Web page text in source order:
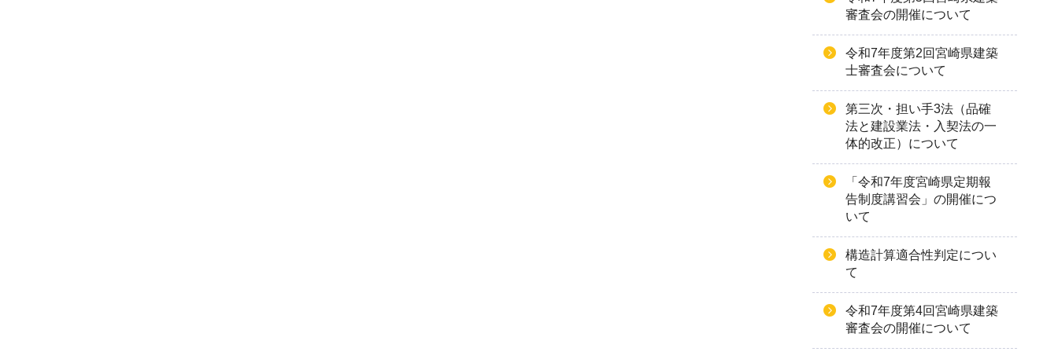
審査会の開催について
令和7年度第2回宮崎県建築
士審査会について
第三次・担い手3法（品確
法と建設業法・入契法の一
体的改正）について
「令和7年度宮崎県定期報
告制度講習会」の開催につ
いて
構造計算適合性判定につい
て
令和7年度第4回宮崎県建築
審査会の開催について